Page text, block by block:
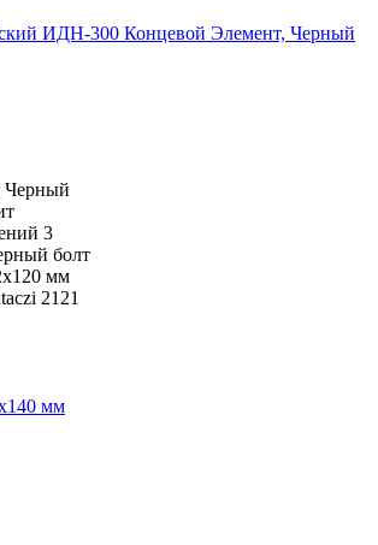
ИДН-300 Концевой Элемент, Черный
Черный
3
болт
мм
2121
мм